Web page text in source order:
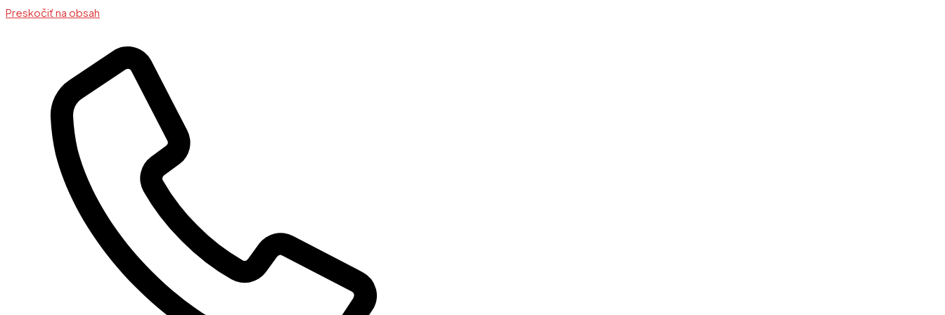
Preskočiť na obsah